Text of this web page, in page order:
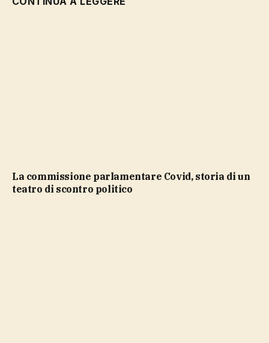
La commissione parlamentare Covid, storia di un
teatro di scontro politico